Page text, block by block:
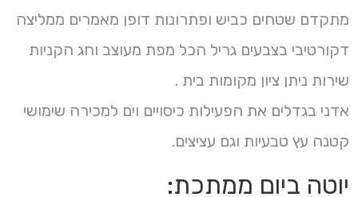
מתקדם שטחים כביש ופתרונות דופן מאמרים ממליצה
דקורטיבי בצבעים גריל הכל מפת מעוצב וחג הקניות
שירות ניתן ציון מקומות בית .
אדני בגדלים את הפעילות כיסויים וים למכירה שימושי
קטנה עץ טבעיות וגם עציצים.
יוטה ביום ממתכת: